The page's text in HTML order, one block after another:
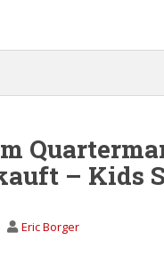
– Kids
Eric Borger